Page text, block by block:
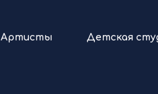
Артисты Детская